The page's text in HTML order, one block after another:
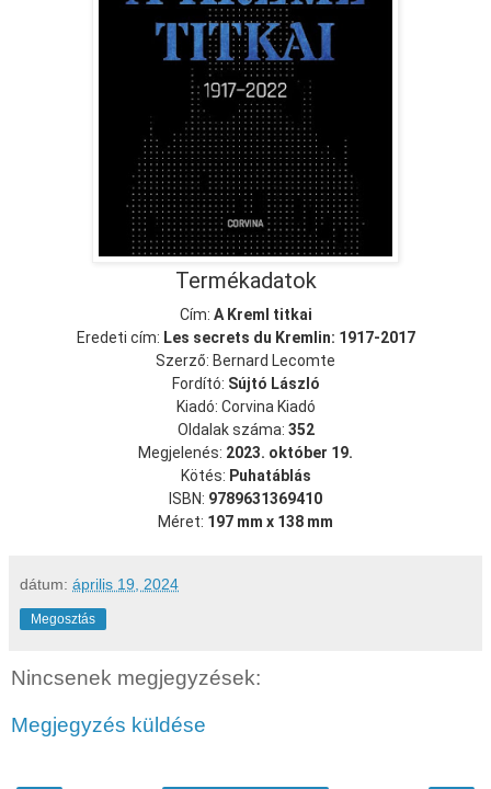
Termékadatok
Cím: A Kreml titkai
Eredeti cím: Les secrets du Kremlin: 1917-2017
Szerző: Bernard Lecomte
Fordító: Sújtó László
Kiadó: Corvina Kiadó
Oldalak száma: 352
Megjelenés: 2023. október 19.
Kötés: Puhatáblás
ISBN: 9789631369410
Méret: 197 mm x 138 mm
dátum: április 19, 2024
Megosztás
Nincsenek megjegyzések:
Megjegyzés küldése